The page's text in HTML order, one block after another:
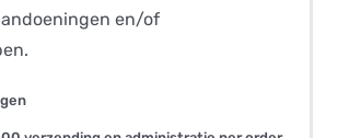
en/of